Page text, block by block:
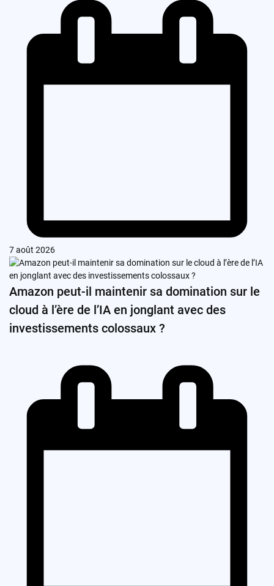
7 août 2026
Amazon peut-il maintenir sa domination sur le
cloud à l’ère de l’IA en jonglant avec des
investissements colossaux ?